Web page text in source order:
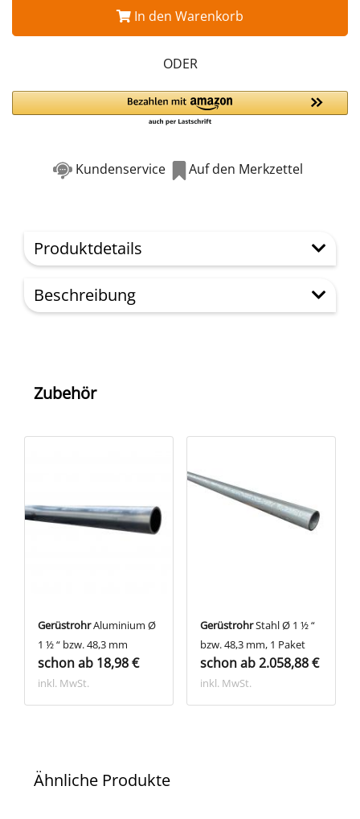
In den Warenkorb
ODER
Kundenservice Auf den Merkzettel
Produktdetails
Beschreibung
Zubehör
GerüstrohrAluminium Ø
1 ½ “ bzw. 48,3 mm
schon ab 18,98 €
inkl. MwSt.
GerüstrohrStahl Ø 1 ½ “
bzw. 48,3 mm, 1 Paket
schon ab 2.058,88 €
inkl. MwSt.
Ähnliche Produkte